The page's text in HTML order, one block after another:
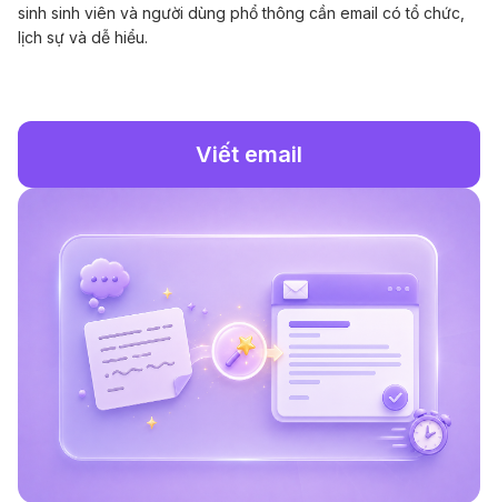
sinh sinh viên và người dùng phổ thông cần email có tổ chức,
lịch sự và dễ hiểu.
Viết email